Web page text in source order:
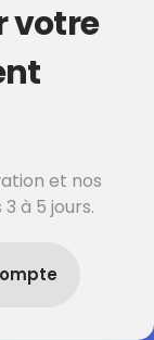
votre
et nos
à 5 jours.